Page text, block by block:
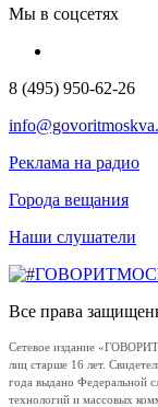
Мы в соцсетях
8 (495) 950-62-26
Реклама на радио
Города вещания
Наши слушатели
Все права
Сетевое издание
лиц старше 16 лет.
года выдано Федеральной
технологий и массовых